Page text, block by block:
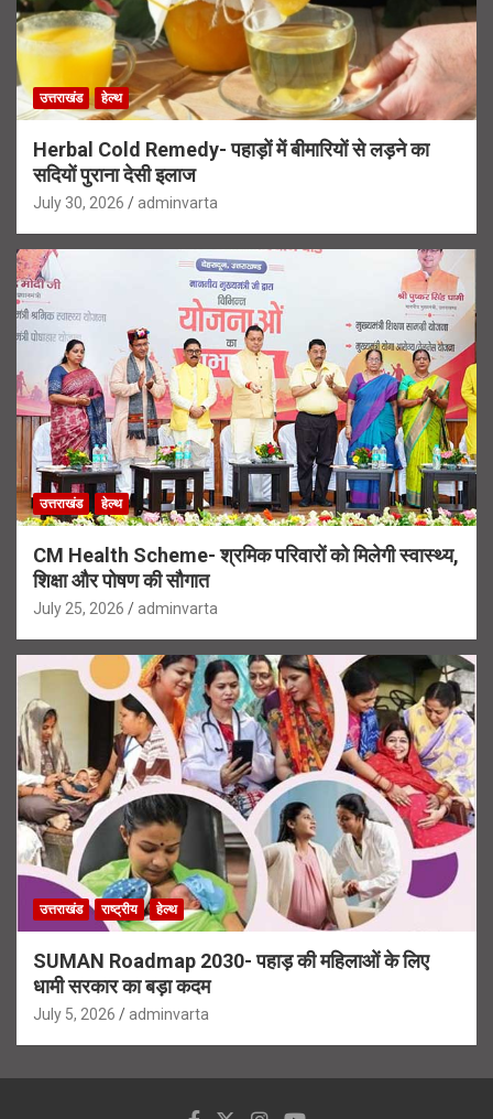
उत्तराखंड हेल्थ
Herbal Cold Remedy- पहाड़ों में बीमारियों से लड़ने का
सदियों पुराना देसी इलाज
July 30, 2026 adminvarta
उत्तराखंड हेल्थ
CM Health Scheme- श्रमिक परिवारों को मिलेगी स्वास्थ्य,
शिक्षा और पोषण की सौगात
July 25, 2026 adminvarta
उत्तराखंड राष्ट्रीय हेल्थ
SUMAN Roadmap 2030- पहाड़ की महिलाओं के लिए
धामी सरकार का बड़ा कदम
July 5, 2026 adminvarta